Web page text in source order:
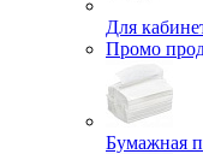
Для
Промо
Бумажная